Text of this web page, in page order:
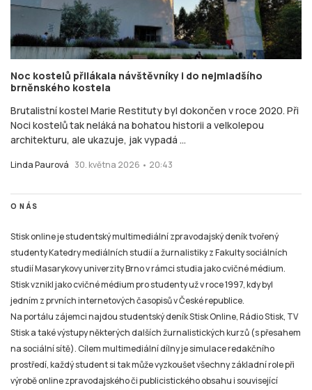
Noc kostelů přilákala návštěvníky i do nejmladšího
brněnského kostela
Brutalistní kostel Marie Restituty byl dokončen v roce 2020. Při
Noci kostelů tak neláká na bohatou historii a velkolepou
architekturu, ale ukazuje, jak vypadá ...
Linda Paurová 30. května 2026 • 20:43
O NÁS
Stisk online je studentský multimediální zpravodajský deník tvořený
studenty Katedry mediálních studií a žurnalistiky z Fakulty sociálních
studií Masarykovy univerzity Brno v rámci studia jako cvičné médium.
Stisk vznikl jako cvičné médium pro studenty už v roce 1997, kdy byl
jedním z prvních internetových časopisů v České republice.
Na portálu zájemci najdou studentský deník Stisk Online, Rádio Stisk, TV
Stisk a také výstupy některých dalších žurnalistických kurzů (s přesahem
na sociální sítě). Cílem multimediální dílny je simulace redakčního
prostředí, každý student si tak může vyzkoušet všechny základní role při
výrobě online zpravodajského či publicistického obsahu i související